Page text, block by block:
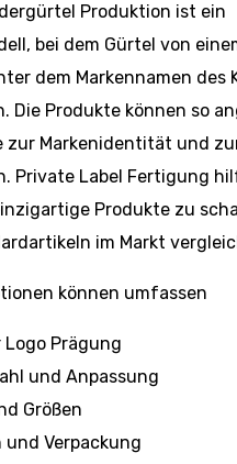
Produktion ist ein
bei dem Gürtel von
dem Markennamen des
Die Produkte können so
zur Markenidentität und
Private Label Fertigung
Produkte zu
im Markt
können umfassen
Logo Prägung
und Anpassung
Größen
Verpackung